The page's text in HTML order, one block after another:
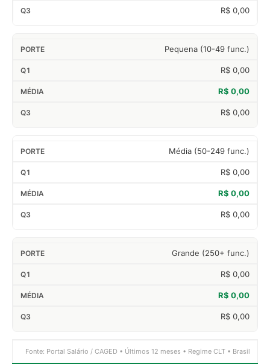
R$ 0,00
Pequena (10-49 func.)
R$ 0,00
R$ 0,00
R$ 0,00
Média (50-249 func.)
R$ 0,00
R$ 0,00
R$ 0,00
Grande (250+ func.)
R$ 0,00
R$ 0,00
R$ 0,00
Fonte: Portal Salário / CAGED • Últimos 12 meses • Regime CLT • Brasil